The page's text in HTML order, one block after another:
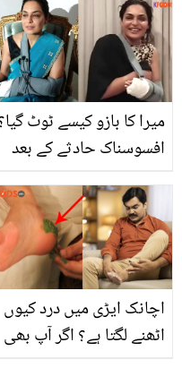
عجیب و غریب آدمی کو
بھائی اپنے گھر کیوں نہیں
آنے دیتے تو یہ اس قبر کے
ساتھ سوجاتا ہے؟ دیکھیں
میرا کا بازو کیسے ٹوٹ
افسوسناک حادثے کے بعد
وائرل
اچانک ایڑی میں درد کیوں
اٹھنے لگتا ہے؟ اگر آپ بھی